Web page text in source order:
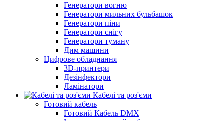
Генератори вогню
Генератори мильних бульбашок
Генератори піни
Генератори снігу
Генератори туману
Дим машини
Цифрове обладнання
3D-принтери
Дезінфектори
Ламінатори
Кабелі та роз'єми
Готовий кабель
Готовий Кабель DMX